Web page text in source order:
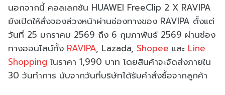
นอกจากนี้ คอลเลกชัน HUAWEI FreeClip 2 X RAVIPA
ยังเปิดให้สั่งจองล่วงหน้าผ่านช่องทางของ RAVIPA ตั้งแต่
วันที่ 25 มกราคม 2569 ถึง 6 กุมภาพันธ์ 2569 ผ่านช่อง
ทางออนไลน์ทั้ง RAVIPA, Lazada, Shopee และ Line
Shopping ในราคา 1,990 บาท โดยสินค้าจะจัดส่งภายใน
30 วันทำการ นับจากวันที่บริษัทได้รับคำสั่งซื้อจากลูกค้า